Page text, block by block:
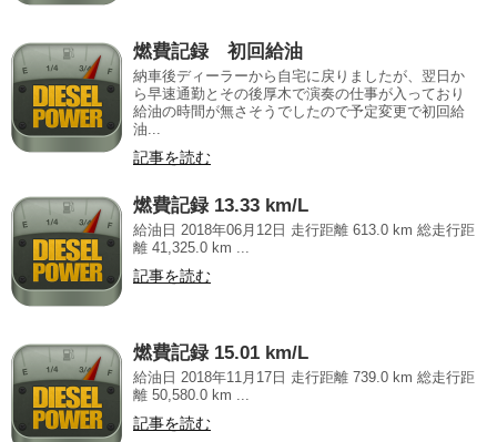
燃費記録 初回給油
納車後ディーラーから自宅に戻りましたが、翌日か
ら早速通勤とその後厚木で演奏の仕事が入っており
給油の時間が無さそうでしたので予定変更で初回給
油...
記事を読む
燃費記録 13.33 km/L
給油日 2018年06月12日 走行距離 613.0 km 総走行距
離 41,325.0 km ...
記事を読む
燃費記録 15.01 km/L
給油日 2018年11月17日 走行距離 739.0 km 総走行距
離 50,580.0 km ...
記事を読む